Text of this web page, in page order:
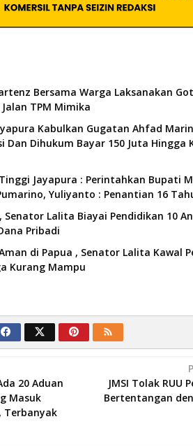
Bersama Warga Laksanakan
TPM Mimika
Kabulkan Gugatan Ahfad
Dan Dihukum Bayar 150 Juta Hingga
Jayapura : Perintahkan Bupati
Yuliyanto : Penantian 16
Senator Lalita Biayai Pendidikan 10
Pribadi
di Papua , Senator Lalita Kawal
Kurang Mampu
20 Aduan
Masuk
Terbanyak
JMSI Tolak RUU
Bertentangan